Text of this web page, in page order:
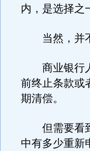
内，是选择之
当然，并不
商业银行人
前终止条款或
期清偿。
但需要看到
中有多少重新